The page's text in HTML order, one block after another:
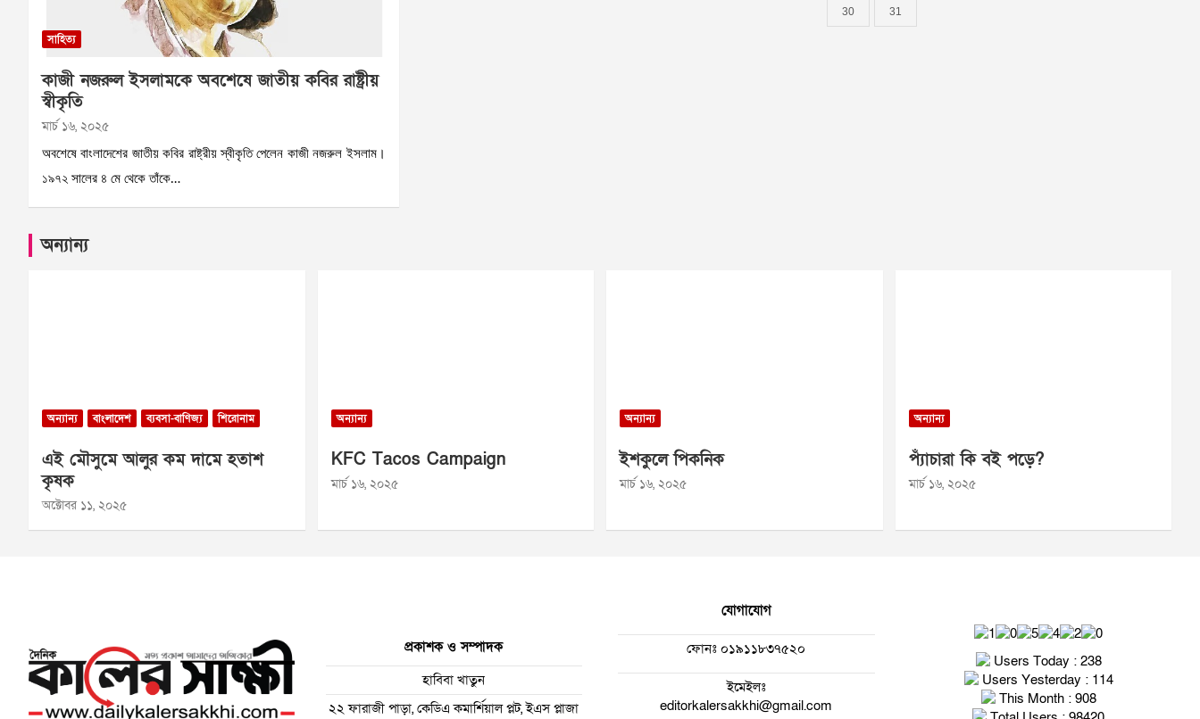
সাহিত্য
কাজী নজরুল ইসলামকে অবশেষে জাতীয় কবির রাষ্ট্রীয়
স্বীকৃতি
মার্চ ১৬, ২০২৫
অবশেষে বাংলাদেশের জাতীয় কবির রাষ্ট্রীয় স্বীকৃতি পেলেন কাজী নজরুল ইসলাম।
১৯৭২ সালের ৪ মে থেকে তাঁকে…
30 31
অন্যান্য
অন্যান্য বাংলাদেশ ব্যবসা-বাণিজ্য শিরোনাম
এই মৌসুমে আলুর কম দামে হতাশ
কৃষক
অক্টোবর ১১, ২০২৫
অন্যান্য
KFC Tacos Campaign
মার্চ ১৬, ২০২৫
অন্যান্য
ইশকুলে পিকনিক
মার্চ ১৬, ২০২৫
অন্যান্য
প্যাঁচারা কি বই পড়ে?
মার্চ ১৬, ২০২৫
প্রকাশক ও সম্পাদক
হাবিবা খাতুন
২২ ফারাজী পাড়া, কেডিএ কমার্শিয়াল প্লট, ইএস প্লাজা
যোগাযোগ
ফোনঃ ০১৯১১৮৩৭৫২০
ইমেইলঃ
editorkalersakkhi@gmail.com
Users Today : 238
Users Yesterday : 114
This Month : 908